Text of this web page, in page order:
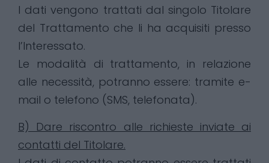
I dati vengono trattati dal singolo Titolare
del Trattamento che li ha acquisiti presso
l’Interessato.
Le modalità di trattamento, in relazione
alle necessità, potranno essere: tramite e-
mail o telefono (SMS, telefonata).
B) Dare riscontro alle richieste inviate ai
contatti del Titolare.